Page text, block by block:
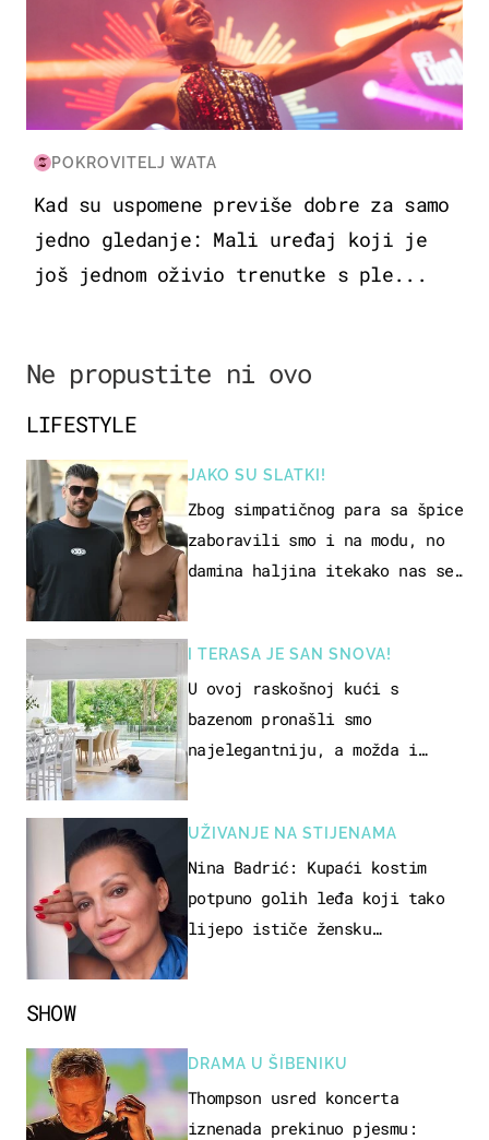
POKROVITELJ WATA
Kad su uspomene previše dobre za samo
jedno gledanje: Mali uređaj koji je
još jednom oživio trenutke s ple...
Ne propustite ni ovo
SHOW
DRAMA U ŠIBENIKU
Thompson usred koncerta
iznenada prekinuo pjesmu:
LIFESTYLE
JAKO SU SLATKI!
Zbog simpatičnog para sa špice
zaboravili smo i na modu, no
damina haljina itekako nas se
I TERASA JE SAN SNOVA!
U ovoj raskošnoj kući s
bazenom pronašli smo
najelegantniju, a možda i
UŽIVANJE NA STIJENAMA
Nina Badrić: Kupaći kostim
potpuno golih leđa koji tako
lijepo ističe žensku